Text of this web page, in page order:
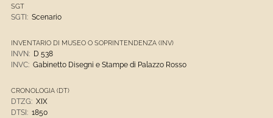
SGT
SGTI: Scenario
INVENTARIO DI MUSEO O SOPRINTENDENZA (INV)
INVN: D 538
INVC: Gabinetto Disegni e Stampe di Palazzo Rosso
CRONOLOGIA (DT)
DTZG: XIX
DTSI: 1850